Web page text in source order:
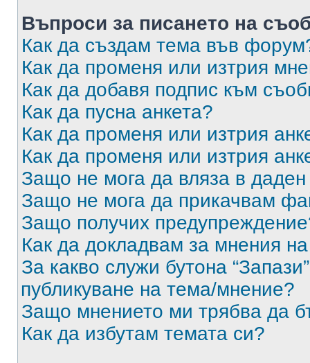
Въпроси за писането на
Как да създам тема във
Как да променя или изтрия
Как да добавя подпис към
Как да пусна анкета?
Как да променя или изтрия
Как да променя или изтрия
Защо не мога да вляза в
Защо не мога да прикачвам
Защо получих
Как да докладвам за мнения
За какво служи бутона
публикуване на тема/мнение?
Защо мнението ми трябва да
Как да избутам темата си?